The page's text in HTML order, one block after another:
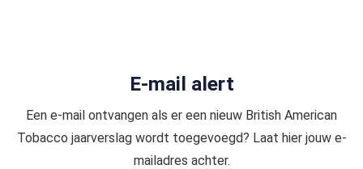
E-mail alert
Een e-mail ontvangen als er een nieuw British American
Tobacco jaarverslag wordt toegevoegd? Laat hier jouw e-
mailadres achter.